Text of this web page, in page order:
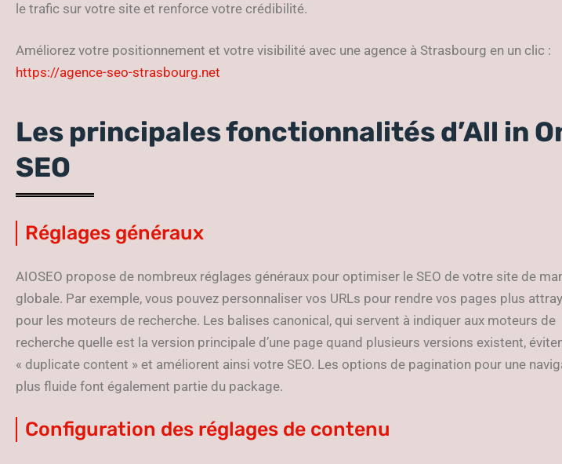
le trafic sur votre site et renforce votre crédibilité.
Améliorez votre positionnement et votre visibilité avec une agence à Strasbourg en un clic :
https://agence-seo-strasbourg.net
Les principales fonctionnalités d’All in
SEO
Réglages généraux
AIOSEO propose de nombreux réglages généraux pour optimiser le SEO de votre site de
globale. Par exemple, vous pouvez personnaliser vos URLs pour rendre vos pages plus
pour les moteurs de recherche. Les balises canonical, qui servent à indiquer aux moteurs de
recherche quelle est la version principale d’une page quand plusieurs versions existent,
« duplicate content » et améliorent ainsi votre SEO. Les options de pagination pour une
plus fluide font également partie du package.
Configuration des réglages de contenu